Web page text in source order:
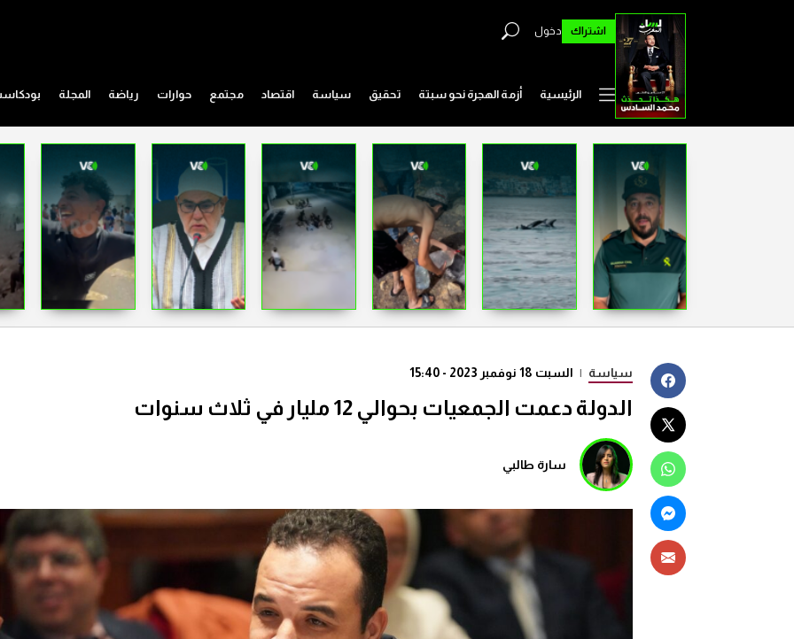
اشتراك دخول
الرئيسية أزمة الهجرة نحو سبتة تحقيق سياسة اقتصاد مجتمع حوارات رياضة المجلة
سياسة | السبت 18 نوفمبر 2023 - 15:40
الدولة دعمت الجمعيات بحوالي 12 مليار في ثلاث سنوات
سارة طالبي